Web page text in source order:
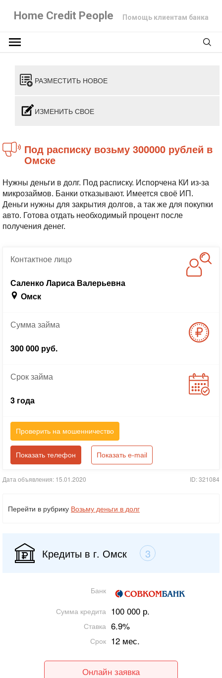
Home Credit People Помощь клиентам банка
РАЗМЕСТИТЬ НОВОЕ
ИЗМЕНИТЬ СВОЕ
Под расписку возьму 300000 рублей в
Омске
Нужны деньги в долг. Под расписку. Испорчена КИ из-за
микрозаймов. Банки отказывают. Имеется своё ИП.
Деньги нужны для закрытия долгов, а так же для покупки
авто. Готова отдать необходимый процент после
получения денег.
Контактноелицо
Саленко Лариса Валерьевна
Омск
Суммазайма
300 000 руб.
Срокзайма
3 года
Проверить на мошенничество
Показать телефон Показать e-mail
Дата объявления: 15.01.2020 ID: 321084
Перейти в рубрику Возьму деньги в долг
Кредиты в г. Омск 3
Банк
Сумма кредита 100 000 р.
Ставка 6.9%
Срок 12 мес.
Онлайн заявка